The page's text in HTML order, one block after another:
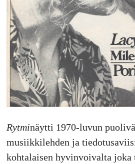
Rytminäytti 1970-luvun
musiikkilehden ja
kohtalaisen hyvinvoivalta joka